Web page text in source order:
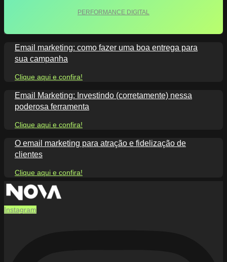
PERFORMANCE DIGITAL
Email marketing: como fazer uma boa entrega para
sua campanha
Clique aqui e confira!
Email Marketing: Investindo (corretamente) nessa
poderosa ferramenta
Clique aqui e confira!
O email marketing para atração e fidelização de
clientes
Clique aqui e confira!
Instagram